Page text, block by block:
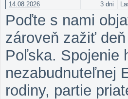
14.08.2026 3 dni
Poďte s nami
zároveň zažiť
Poľska. Spojenie
nezabudnuteľnej
rodiny, partie